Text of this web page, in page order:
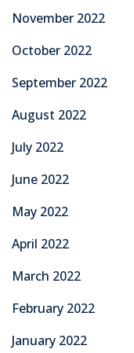
November 2022
October 2022
September 2022
August 2022
July 2022
June 2022
May 2022
April 2022
March 2022
February 2022
January 2022